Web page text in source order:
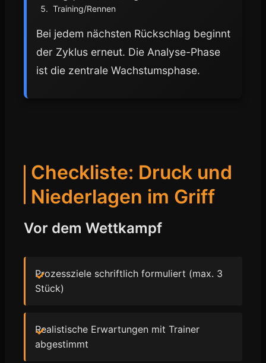
Training/Rennen
Bei jedem nächsten Rückschlag beginnt
der Zyklus erneut. Die Analyse-Phase
ist die zentrale Wachstumsphase.
Checkliste: Druck und
Niederlagen im Griff
Vor dem Wettkampf
Prozessziele schriftlich formuliert (max. 3
Stück)
Realistische Erwartungen mit Trainer
abgestimmt